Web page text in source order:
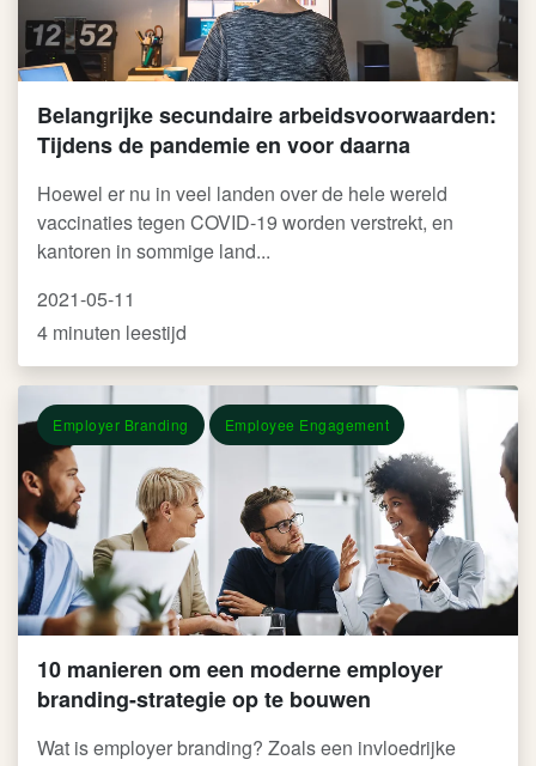
Belangrijke secundaire arbeidsvoorwaarden:
Tijdens de pandemie en voor daarna
Hoewel er nu in veel landen over de hele wereld
vaccinaties tegen COVID-19 worden verstrekt, en
kantoren in sommige land...
2021-05-11
4 minuten leestijd
Employer Branding Employee Engagement
10 manieren om een moderne employer
branding-strategie op te bouwen
Wat is employer branding? Zoals een invloedrijke